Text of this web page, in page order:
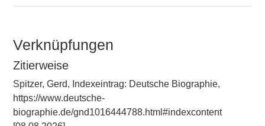
Verknüpfungen
Zitierweise
Spitzer, Gerd, Indexeintrag: Deutsche Biographie,
https://www.deutsche-
biographie.de/gnd1016444788.html#indexcontent